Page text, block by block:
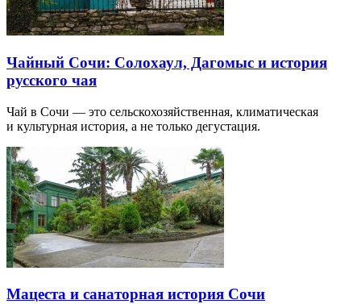
Чайный Сочи: Солохаул, Дагомыс и история
русского чая
Чай в Сочи — это сельскохозяйственная, климатическая
и культурная история, а не только дегустация.
Мацеста и санаторная история Сочи